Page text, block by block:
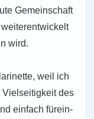
Gemein­schaft
wird.
weil ich
des
ein­fach für­ein­